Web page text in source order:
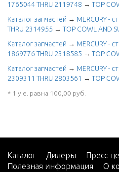
1765044 THRU 2119748 → TOP
Каталог запчастей → MERCURY -
THRU 2314955 → TOP COWL AND
Каталог запчастей → MERCURY -
1869776 THRU 2318585 → TOP
Каталог запчастей → MERCURY -
2309311 THRU 2803561 → TOP
* 1 у.е. равна 100,00 руб.
Каталог Дилеры
Пресс-
Полезная информация
О